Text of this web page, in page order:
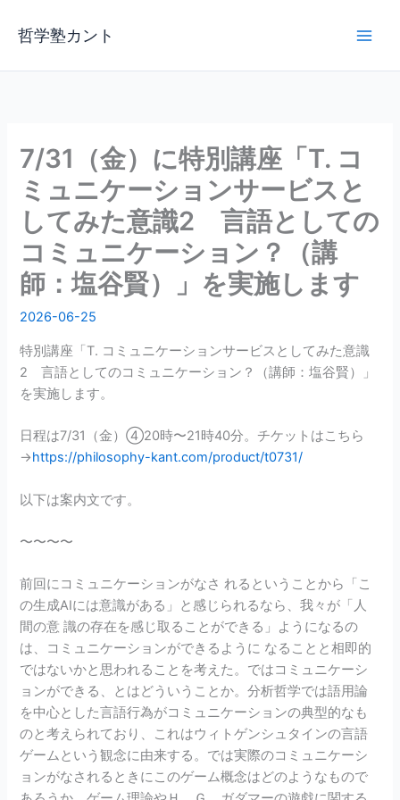
ス
哲学塾カント
7/31（金）に特別講座「T. コ
ミュニケーションサービスと
してみた意識2 言語としての
コミュニケーション？（講
師：塩谷賢）」を実施します
2026-06-25
特別講座「T. コミュニケーションサービスとしてみた意識
2 言語としてのコミュニケーション？（講師：塩谷賢）」
を実施します。
日程は7/31（金）④20時〜21時40分。チケットはこちら
→https://philosophy-kant.com/product/t0731/
以下は案内文です。
〜〜〜〜
前回にコミュニケーションがなさ れるということから「こ
の生成AIには意識がある」と感じられるなら、我々が「人
間の意 識の存在を感じ取ることができる」ようになるの
は、コミュニケーションができるように なることと相即的
ではないかと思われることを考えた。ではコミュニケーシ
ョンができる、とはどういうことか。分析哲学では語用論
を中心とした言語行為がコミュニケーションの典型的なも
のと考えられており、これはウィトゲンシュタインの言語
ゲームという観念に由来する。では実際のコミュニケーシ
ョンがなされるときにこのゲーム概念はどのようなもので